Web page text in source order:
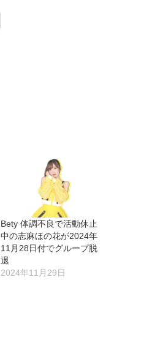
Bety 体調不良で活動休止
中の志麻ほの花が2024年
11月28日付でグループ脱
退
2024年11月29日